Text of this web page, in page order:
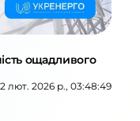
ощадливого
2 лют. 2026 р., 03:48:49